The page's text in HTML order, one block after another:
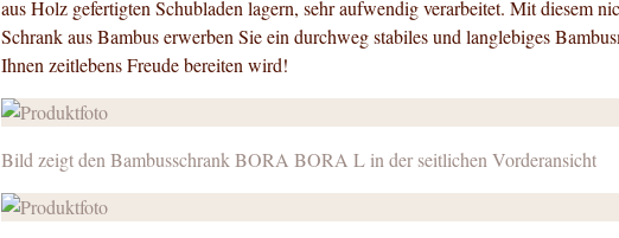
aus Holz gefertigten Schubladen lagern, sehr aufwendig verarbeitet. Mit diesem
Schrank aus Bambus erwerben Sie ein durchweg stabiles und langlebiges
Ihnen zeitlebens Freude bereiten wird!
Bild zeigt den Bambusschrank BORA BORA L in der seitlichen Vorderansicht